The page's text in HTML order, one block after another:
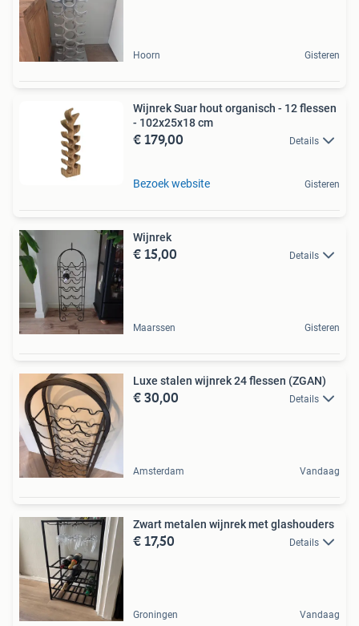
Hoorn Gisteren
Wijnrek Suar hout organisch - 12 flessen
- 102x25x18 cm
€ 179,00 Details
Bezoek website Gisteren
Wijnrek
€ 15,00 Details
Maarssen Gisteren
Luxe stalen wijnrek 24 flessen (ZGAN)
€ 30,00 Details
Amsterdam Vandaag
Zwart metalen wijnrek met glashouders
€ 17,50 Details
Groningen Vandaag